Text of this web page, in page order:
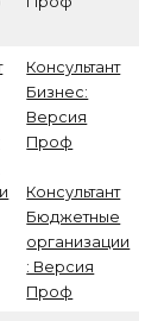
Консультант
Бизнес:
Версия
Проф
Консультант
Бюджетные
организации
: Версия
Проф